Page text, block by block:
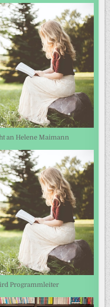
an Helene Maimann
Programmleiter